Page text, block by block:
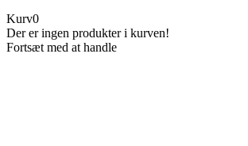
Kurv0
Der er ingen produkter i kurven!
Fortsæt med at handle